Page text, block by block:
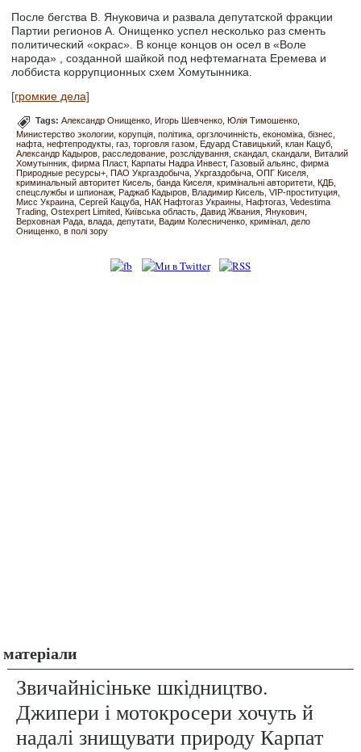
После бегства В. Януковича и развала депутатской фракции
Партии регионов А. Онищенко успел несколько раз сменть
политический «окрас». В конце концов он осел в «Воле
народа» , созданной шайкой под нефтемагната Еремева и
лоббиста коррупционных схем Хомутынника.
[громкие дела]
Tags:Александр Онищенко Игорь Шевченко
Юлія Тимошенко
Министерство экологии корупція політика оргзлочинність економіка бізнес
нафта нефтепродукты газ торговля газом Едуард Ставицький клан Кацуб
Александр Кадыров расследование розслідування скандал скандали Виталий
Хомутынник фирма Пласт Карпаты Надра Инвест Газовый альянс
фирма
Природные ресурсы+ ПАО Укргаздобыча Укргаздобыча ОПГ Киселя
криминальный авторитет Кисель банда Киселя кримінальні авторитети КДБ
спецслужбы и шпионаж Раджаб Кадыров Владимир Кисель VIP-проституция
Мисс Украина Сергей Кацуба НАК Нафтогаз Украины Нафтогаз Vedestima
Trading Ostexpert Limited Київська область Давид Жвания Янукович
Верховная Рада влада депутати Вадим Колесниченко кримінал дело
Онищенко в полі зору
матеріали
Звичайнісіньке шкідництво.
Джипери і мотокросери хочуть й
надалі знищувати природу Карпат